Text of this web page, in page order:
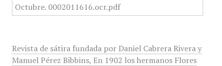
Revista de sátira fundada por Daniel Cabrera Rivera y
Manuel Pérez Bibbins, En 1902 los hermanos Flores